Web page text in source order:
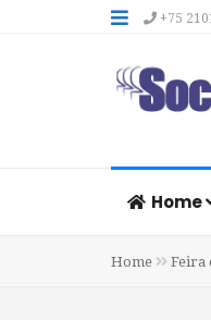
+75
Home
Home Feira